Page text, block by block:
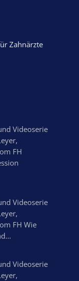
Zahnärzte
Videoserie
FH
Videoserie
FH Wie
Videoserie